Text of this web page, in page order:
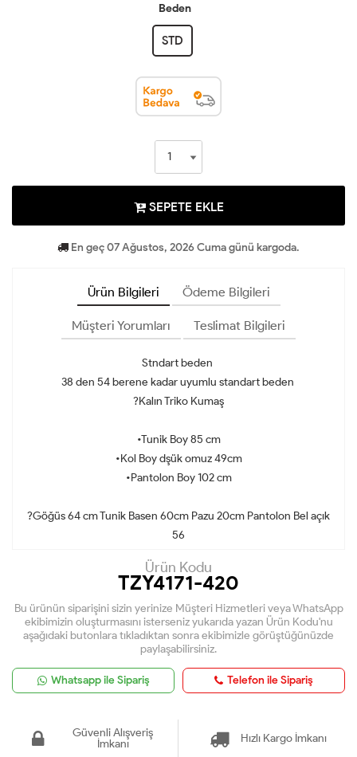
Beden
STD
SEPETE EKLE
En geç 07 Ağustos, 2026 Cuma günü kargoda.
Ürün Bilgileri Ödeme Bilgileri
Müşteri Yorumları Teslimat Bilgileri
Stndart beden
38 den 54 berene kadar uyumlu standart beden
?Kalın Triko Kumaş
•Tunik Boy 85 cm
•Kol Boy dşük omuz 49cm
•Pantolon Boy 102 cm
?Göğüs 64 cm Tunik Basen 60cm Pazu 20cm Pantolon Bel açık
56
Ürün Kodu
TZY4171-420
Bu ürünün siparişini sizin yerinize Müşteri Hizmetleri veya WhatsApp
ekibimizin oluşturmasını isterseniz yukarıda yazan Ürün Kodu'nu
aşağıdaki butonlara tıkladıktan sonra ekibimizle görüştüğünüzde
paylaşabilirsiniz.
Whatsapp ile Sipariş Telefon ile Sipariş
Güvenli Alışveriş
İmkanı
Hızlı Kargo İmkanı